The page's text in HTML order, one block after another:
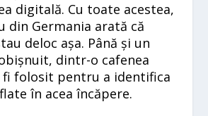
digitală. Cu toate acestea,
din Germania arată că
deloc așa. Până și un
dintr-o cafenea
fi folosit pentru a identifica
în acea încăpere.